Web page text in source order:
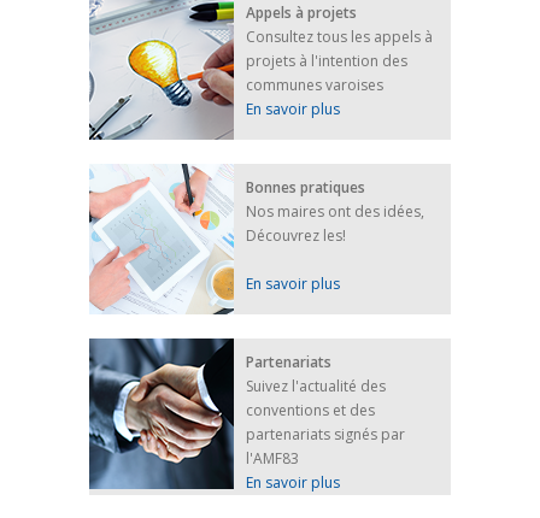
Afin d’accompagner au mieux les réfugiés
ukrainiens arrivés en France,...
FEUILLETER
Appels à projets
Consultez tous les appels à
projets à l'intention des
communes varoises
En savoir plus
Bonnes pratiques
Nos maires ont des idées,
Découvrez les!
En savoir plus
Partenariats
Suivez l'actualité des
conventions et des
partenariats signés par
l'AMF83
En savoir plus